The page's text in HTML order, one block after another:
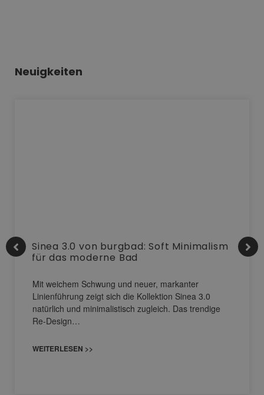
Neuigkeiten
Sinea 3.0 von burgbad: Soft Minimalism
für das moderne Bad
Mit weichem Schwung und neuer, markanter
Linienführung zeigt sich die Kollektion Sinea 3.0
natürlich und minimalistisch zugleich. Das trendige
Re-Design…
WEITERLESEN >>